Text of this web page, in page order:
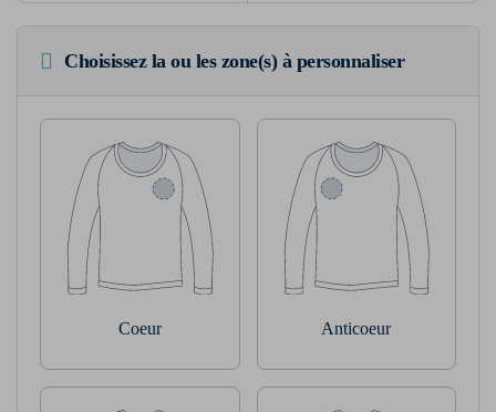
Choisissez la ou les zone(s) à personnaliser
Coeur Anticoeur